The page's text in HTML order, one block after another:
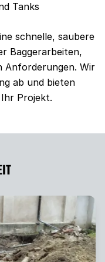
Tanks
schnelle, saubere
Baggerarbeiten,
Anforderungen. Wir
ab und bieten
Projekt.